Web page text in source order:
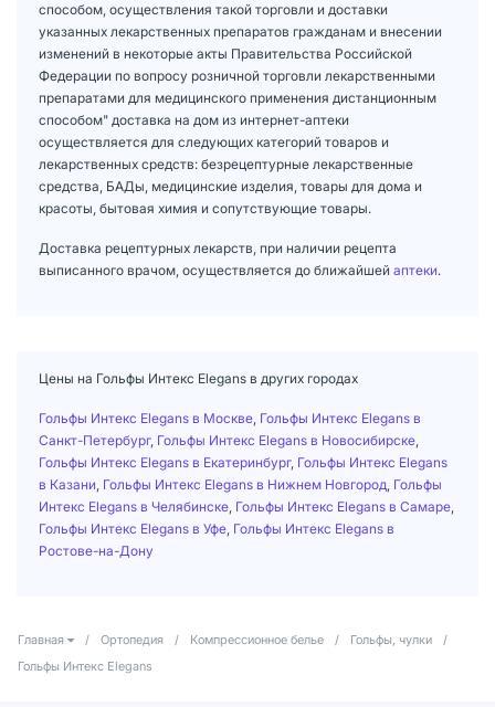
способом, осуществления такой торговли и доставки
указанных лекарственных препаратов гражданам и внесении
изменений в некоторые акты Правительства Российской
Федерации по вопросу розничной торговли лекарственными
препаратами для медицинского применения дистанционным
способом" доставка на дом из интернет-аптеки
осуществляется для следующих категорий товаров и
лекарственных средств: безрецептурные лекарственные
средства, БАДы, медицинские изделия, товары для дома и
красоты, бытовая химия и сопутствующие товары.
Доставка рецептурных лекарств, при наличии рецепта
выписанного врачом, осуществляется до ближайшей аптеки.
Цены на Гольфы Интекс Elegans в других городах
Гольфы Интекс Elegans в Москве Гольфы Интекс Elegans в
Санкт-Петербург, Гольфы Интекс Elegans в Новосибирске
Гольфы Интекс Elegans в Екатеринбург, Гольфы Интекс Elegans
в Казани Гольфы Интекс Elegans в Нижнем Новгород Гольфы
Интекс Elegans в Челябинске Гольфы Интекс Elegans в Самаре
Гольфы Интекс Elegans в Уфе Гольфы Интекс Elegans в
Ростове-на-Дону
Главная / Ортопедия / Компрессионное белье / Гольфы, чулки
/
Гольфы Интекс Elegans